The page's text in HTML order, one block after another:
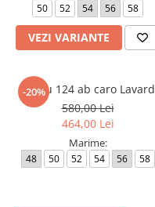
Paltoane
Pardesie
Tricotaje dama
Accesorii dama
Genti dama
Pantaloni barbati
50
52 54 56 58
VEZI VARIANTE
-20%
Sacou 124 ab caro Lavard
580,00 Lei
464,00 Lei
Marime:
48 50 52 54 56 58